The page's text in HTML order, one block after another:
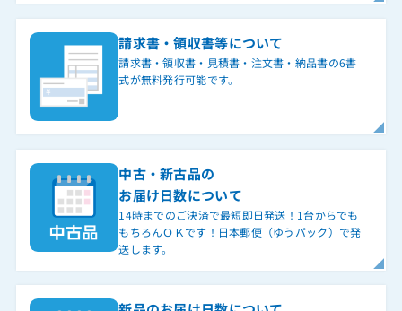
請求書・領収書等について
請求書・領収書・見積書・注文書・納品書の6書
式が無料発行可能です。
中古・新古品の
お届け日数について
14時までのご決済で最短即日発送！1台からでも
もちろんＯＫです！日本郵便（ゆうパック）で発
送します。